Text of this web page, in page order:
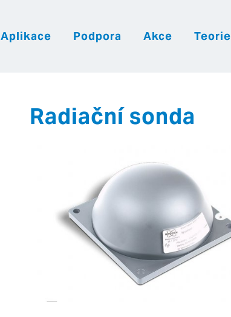
Aplikace Podpora Akce Teorie
Radiační sonda